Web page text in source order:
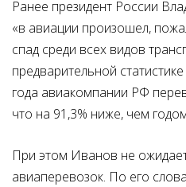
Ранее президент России
«в авиации произошел,
спад среди всех видов
предварительной
года авиакомпании РФ
что на 91,3% ниже, чем
При этом Иванов не
авиаперевозок. По его